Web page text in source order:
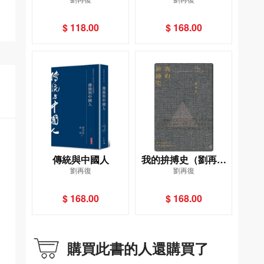
$ 118.00 $ 168.00
傳統與中國人
劉再復
$ 168.00
我的拚搏史（劉再復
自傳之五）
劉再復
$ 168.00
購買此書的人還購買了